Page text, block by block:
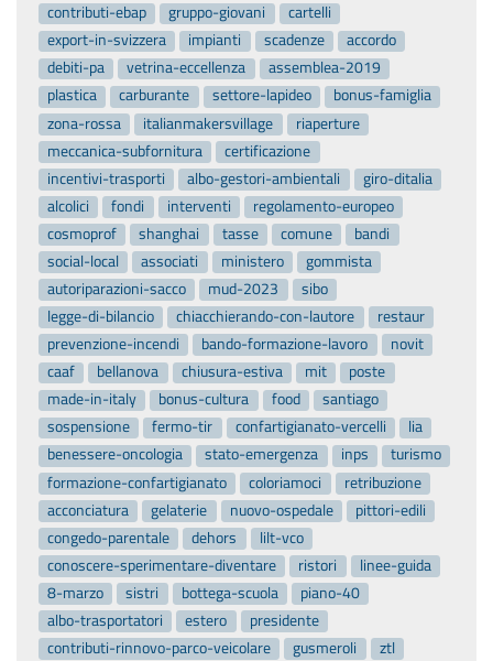
contributi-ebap
gruppo-giovani
cartelli
export-in-svizzera
impianti scadenze
accordo
debiti-pa
vetrina-eccellenza
assemblea-2019
plastica
carburante settore-lapideo
bonus-famiglia
zona-rossa
italianmakersvillage
riaperture
meccanica-subfornitura
certificazione
incentivi-trasporti
albo-gestori-ambientali
giro-ditalia
alcolici
fondi interventi
regolamento-europeo
cosmoprof
shanghai tasse comune
bandi
social-local
associati ministero
gommista
autoriparazioni-sacco
mud-2023
sibo
legge-di-bilancio
chiacchierando-con-lautore
restaur
prevenzione-incendi
bando-formazione-lavoro
novit
caaf
bellanova chiusura-estiva mit
poste
made-in-italy
bonus-cultura food
santiago
sospensione
fermo-tir confartigianato-vercelli
lia
benessere-oncologia
stato-emergenza inps
turismo
formazione-confartigianato
coloriamoci
retribuzione
acconciatura
gelaterie nuovo-ospedale
pittori-edili
congedo-parentale
dehors
lilt-vco
conoscere-sperimentare-diventare
ristori
linee-guida
8-marzo
sistri bottega-scuola
piano-40
albo-trasportatori
estero
presidente
contributi-rinnovo-parco-veicolare
gusmeroli
ztl